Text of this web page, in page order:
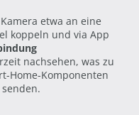
etwa an eine
koppeln und via App
nachsehen, was zu
Home-Komponenten